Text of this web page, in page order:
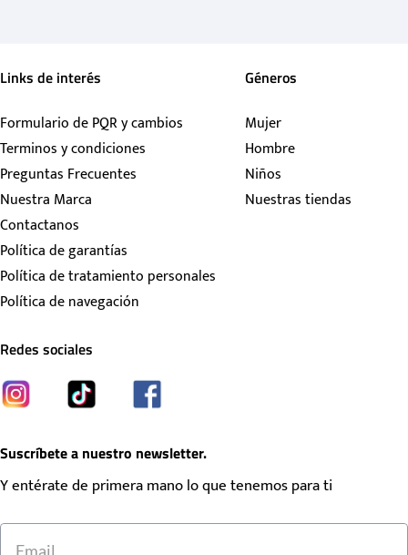
Links de interés
Formulario de PQR y cambios
Terminos y condiciones
Preguntas Frecuentes
Nuestra Marca
Contactanos
Política de garantías
Política de tratamiento personales
Política de navegación
Géneros
Mujer
Hombre
Niños
Nuestras tiendas
Redes sociales
Suscríbete a nuestro newsletter.
Y entérate de primera mano lo que tenemos para ti